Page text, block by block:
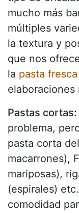
mucho más
múltiples
la textura y
que nos
la pasta fresca
elaboraciones
Pastas cortas:
problema,
pasta corta
macarrones),
mariposas),
(espirales)
comodidad